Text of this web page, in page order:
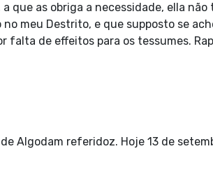
as obriga a necessidade, ella
meu Destrito, e que supposto se
de effeitos para os tessumes.
Algodam referidoz. Hoje 13 de